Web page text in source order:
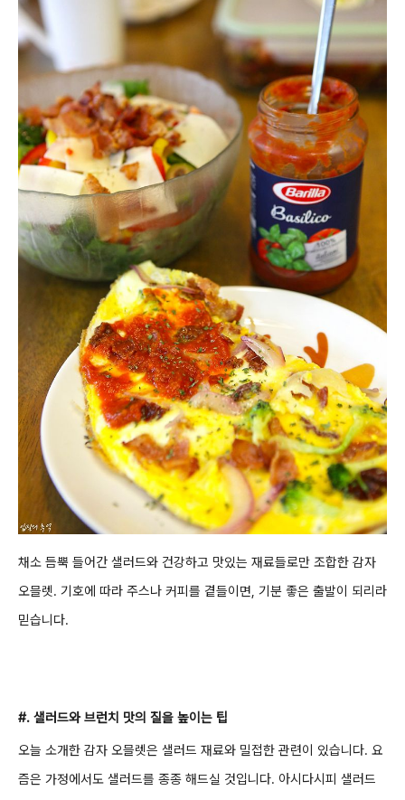
채소 듬뿍 들어간 샐러드와 건강하고 맛있는 재료들로만 조합한 감자
오믈렛. 기호에 따라 주스나 커피를 곁들이면, 기분 좋은 출발이 되리라
믿습니다.
#. 샐러드와 브런치 맛의 질을 높이는 팁
오늘 소개한 감자 오믈렛은 샐러드 재료와 밀접한 관련이 있습니다. 요
즘은 가정에서도 샐러드를 종종 해드실 것입니다. 아시다시피 샐러드